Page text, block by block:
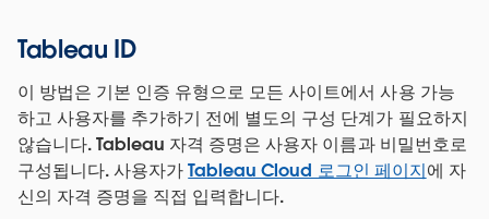
Tableau ID
이 방법은 기본 인증 유형으로 모든 사이트에서 사용 가능
하고 사용자를 추가하기 전에 별도의 구성 단계가 필요하지
않습니다. Tableau 자격 증명은 사용자 이름과 비밀번호로
구성됩니다. 사용자가Tableau Cloud 로그인 페이지에 자
신의 자격 증명을 직접 입력합니다.